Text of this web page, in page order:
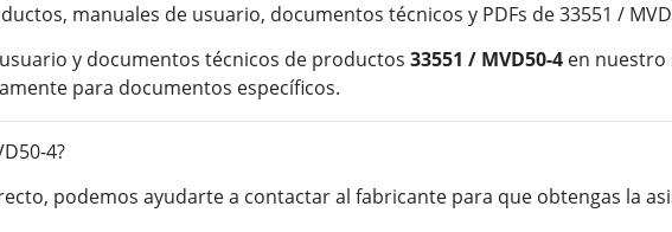
manuales de usuario, documentos técnicos y PDFs de 33551 /
y documentos técnicos de productos 33551 / MVD50-4 en nuestro
para documentos específicos.
4?
podemos ayudarte a contactar al fabricante para que obtengas la